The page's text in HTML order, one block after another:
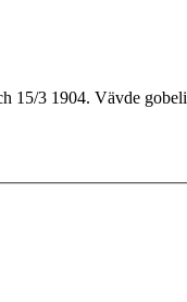
15/3 1904. Vävde